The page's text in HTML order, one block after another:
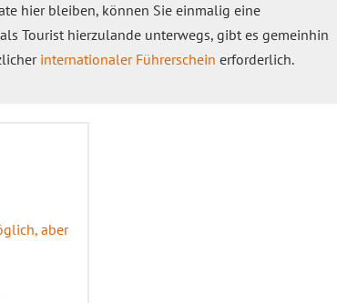
hier bleiben, können Sie einmalig eine
Tourist hierzulande unterwegs, gibt es gemeinhin
internationaler Führerschein erforderlich.
aber